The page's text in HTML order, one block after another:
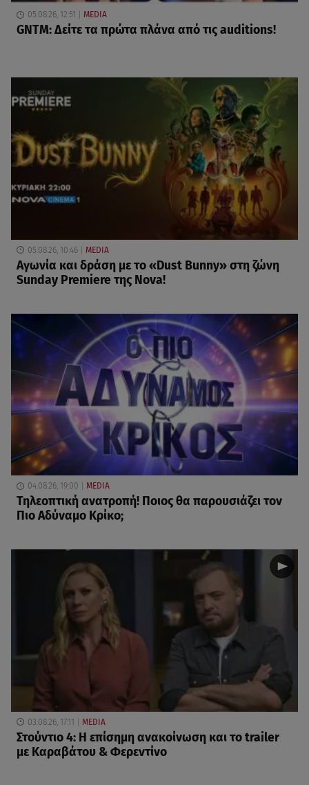
05.08.26, 12:51 MEDIA
GNTM: Δείτε τα πρώτα πλάνα από τις auditions!
05.08.26, 10:46 MEDIA
Αγωνία και δράση με το «Dust Bunny» στη ζώνη
Sunday Premiere της Nova!
04.08.26, 19:00 MEDIA
Τηλεοπτική ανατροπή! Ποιος θα παρουσιάζει τον
Πιο Αδύναμο Κρίκο;
03.08.26, 17:11 MEDIA
Στούντιο 4: Η επίσημη ανακοίνωση και το trailer
με Καραβάτου & Φερεντίνο